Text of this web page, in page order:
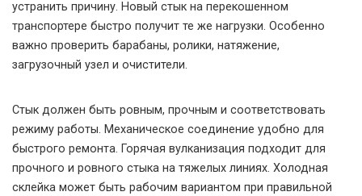
устранить причину. Новый стык на перекошенном
транспортере быстро получит те же нагрузки. Особенно
важно проверить барабаны, ролики, натяжение,
загрузочный узел и очистители.
Стык должен быть ровным, прочным и соответствовать
режиму работы. Механическое соединение удобно для
быстрого ремонта. Горячая вулканизация подходит для
прочного и ровного стыка на тяжелых линиях. Холодная
склейка может быть рабочим вариантом при правильной